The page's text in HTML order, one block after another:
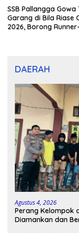
SSB Pallangga Gowa
Garang di Bila Riase
2026, Borong
DAERAH
Agustus 4, 2026
Perang Kelompok
Diamankan dan